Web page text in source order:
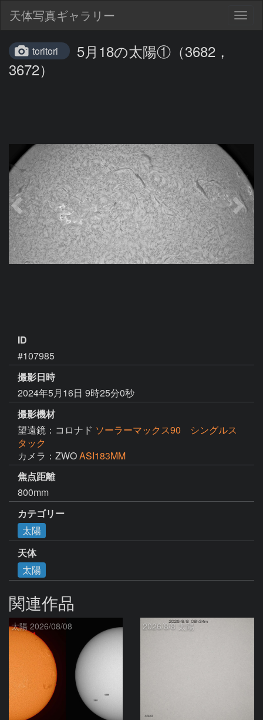
天体写真ギャラリー
toritori
5月18の太陽①（3682，
3672）
ID
#107985
撮影日時
2024年5月16日 9時25分0秒
撮影機材
望遠鏡：コロナド ソーラーマックス90 シングルス
タック
カメラ：ZWOASI183MM
焦点距離
800mm
カテゴリー
太陽
天体
太陽
関連作品
太陽 2026/08/08 2026/8/8 太陽